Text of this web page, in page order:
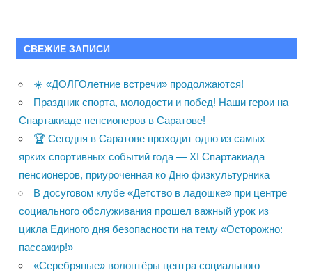
СВЕЖИЕ ЗАПИСИ
☀️ «ДОЛГОлетние встречи» продолжаются!
Праздник спорта, молодости и побед! Наши герои на
Спартакиаде пенсионеров в Саратове!
🏆 Сегодня в Саратове проходит одно из самых
ярких спортивных событий года — XI Спартакиада
пенсионеров, приуроченная ко Дню физкультурника
В досуговом клубе «Детство в ладошке» при центре
социального обслуживания прошел важный урок из
цикла Единого дня безопасности на тему «Осторожно:
пассажир!»
«Серебряные» волонтёры центра социального